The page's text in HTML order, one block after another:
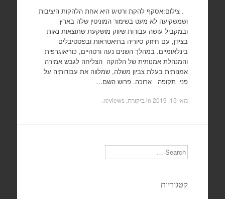
. צילום:אסקף להקת ורטיגו היא אחת הלהקות היציבות
ושמשקיעה לא מעט בשימור המוניטין שלה בארץ
ובמקביל עושה עבודות שיווק מושקעת שתוצאות נאות
בצידן, עם חיזוק סיוריה בתיאטראות ובפסטיבלים
בינלאומיים. במהלך השנים נעה ורטהיים, כוריאוגרפית
והמנהלת אמנותית של הלהקה הצליחה לגבש אמירה
אמנותית בעלת צביון משלה, שמלווה את עבודותיה על
פני תקופה ארוכה. פרוש השם…
מאי 15, 2019 in ביקורת, reviews
Search
קטגוריות